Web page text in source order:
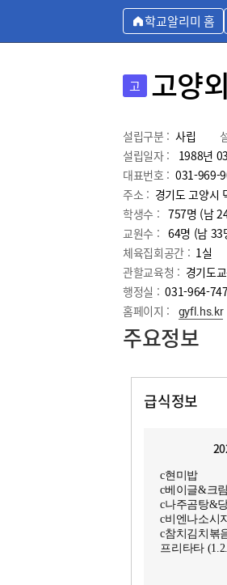
학교알리미 홈
고 고양
설립구분 : 사립
설립일자 :
1988년
대표번호 : 031-969-
주소 : 경기도 고양시
학생수 : 757명 (남
교원수 : 64명 (남 33
체육집회공간 : 1실
관할교육청 : 경기도
행정실 : 031-964-
홈페이지 :
gyfl.hs.kr
주요정보
급식정보
c현미밥
c베이글&크
c나주곰탕&
c비엔나소시
c참치김치볶
프리타타